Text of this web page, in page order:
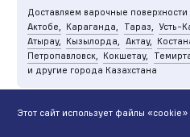
Доставляем варочные поверхности
Актобе,
Караганда, Тараз, Усть-
Атырау,
Кызылорда, Актау,
Петропавловск,
Кокшетау,
и другие города Казахстана
Этот сайт использует файлы «cookie»